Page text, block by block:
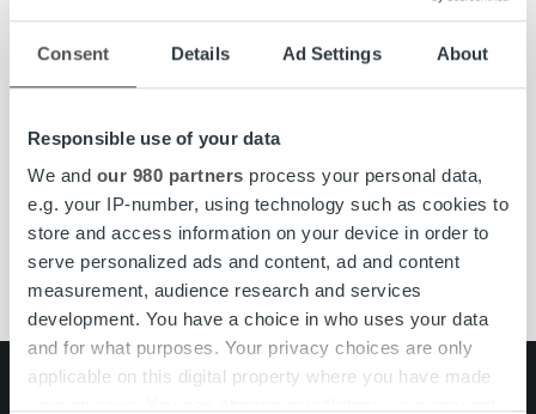
Consent Details Ad Settings About
Responsible use of your data
We and our 980 partners process your personal data,
e.g. your IP-number, using technology such as cookies to
store and access information on your device in order to
serve personalized ads and content, ad and content
measurement, audience research and services
development. You have a choice in who uses your data
and for what purposes. Your privacy choices are only
applicable on this digital property where you have made
Toivalan Urheilijat
Salibandyseura Welhot
Emil Keränen/Hyvinkään Slalomseura Sukkula
Search for: